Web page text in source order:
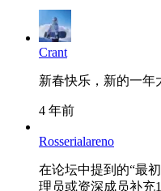
Crant
新春快乐，新的一年
4 年前
Rosserialareno
在论坛中提到的“最
理员或资深成员补充